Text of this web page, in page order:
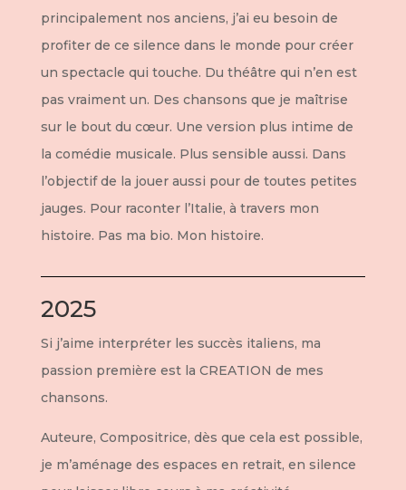
principalement nos anciens, j’ai eu besoin de
profiter de ce silence dans le monde pour créer
un spectacle qui touche. Du théâtre qui n’en est
pas vraiment un. Des chansons que je maîtrise
sur le bout du cœur. Une version plus intime de
la comédie musicale. Plus sensible aussi. Dans
l’objectif de la jouer aussi pour de toutes petites
jauges. Pour raconter l’Italie, à travers mon
histoire. Pas ma bio. Mon histoire.
2025
Si j’aime interpréter les succès italiens, ma
passion première est la CREATION de mes
chansons.
Auteure, Compositrice, dès que cela est possible,
je m’aménage des espaces en retrait, en silence